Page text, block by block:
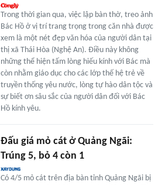
Trong thời gian qua, việc lập bàn thờ, treo ảnh
Bác Hồ ở vị trí trang trọng trong căn nhà được
xem là một nét đẹp văn hóa của người dân tại
thị xã Thái Hòa (Nghệ An). Điều này không
những thể hiện tấm lòng hiếu kính với Bác mà
còn nhằm giáo dục cho các lớp thế hệ trẻ về
truyền thống yêu nước, lòng tự hào dân tộc và
sự biết ơn sâu sắc của người dân đối với Bác
Hồ kính yêu.
Đấu giá mỏ cát ở Quảng Ngãi:
Trúng 5, bỏ 4 còn 1
Có 4/5 mỏ cát trên địa bàn tỉnh Quảng Ngãi bị